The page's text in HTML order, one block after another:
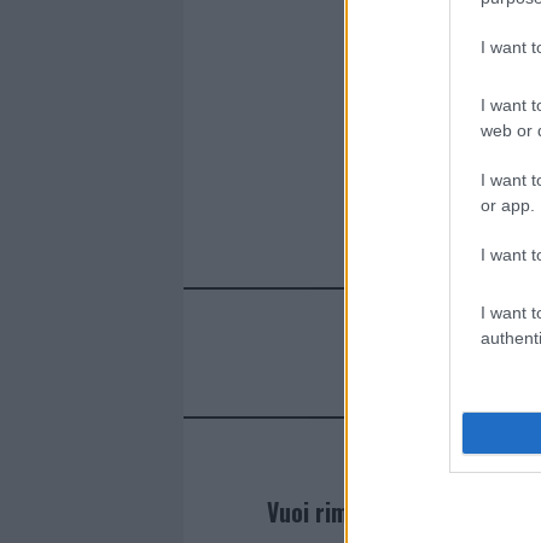
I want
I want
web or
I want
or app.
I want
I want
re
Vuoi rimanere sempre